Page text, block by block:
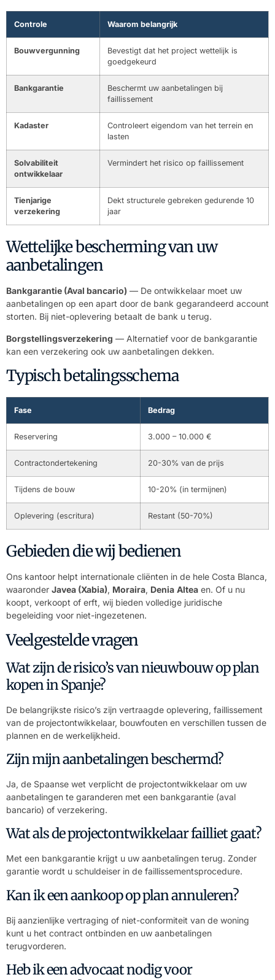
Controle Waarom belangrijk
Bouwvergunning
Bevestigt dat het project wettelijk is
goedgekeurd
Bankgarantie
Beschermt uw aanbetalingen bij
faillissement
Kadaster
Controleert eigendom van het terrein en
lasten
Solvabiliteit
ontwikkelaar
Vermindert het risico op faillissement
Tienjarige
verzekering
Dekt structurele gebreken gedurende 10
jaar
Wettelijke bescherming van uw
aanbetalingen
Bankgarantie (Aval bancario) — De ontwikkelaar moet uw
aanbetalingen op een apart door de bank gegarandeerd account
storten. Bij niet-oplevering betaalt de bank u terug.
Borgstellingsverzekering — Alternatief voor de bankgarantie
kan een verzekering ook uw aanbetalingen dekken.
Typisch betalingsschema
Fase Bedrag
Reservering 3.000 – 10.000 €
Contractondertekening 20-30% van de prijs
Tijdens de bouw 10-20% (in termijnen)
Oplevering (escritura) Restant (50-70%)
Gebieden die wij bedienen
Ons kantoor helpt internationale cliënten in de hele Costa Blanca,
waaronder Javea (Xabia), Moraira, Denia Altea en. Of u nu
koopt, verkoopt of erft, wij bieden volledige juridische
begeleiding voor niet-ingezetenen.
Veelgestelde vragen
Wat zijn de risico’s van nieuwbouw op plan
kopen in Spanje?
De belangrijkste risico’s zijn vertraagde oplevering, faillissement
van de projectontwikkelaar, bouwfouten en verschillen tussen de
plannen en de werkelijkheid.
Zijn mijn aanbetalingen beschermd?
Ja, de Spaanse wet verplicht de projectontwikkelaar om uw
aanbetalingen te garanderen met een bankgarantie (aval
bancario) of verzekering.
Wat als de projectontwikkelaar failliet gaat?
Met een bankgarantie krijgt u uw aanbetalingen terug. Zonder
garantie wordt u schuldeiser in de faillissementsprocedure.
Kan ik een aankoop op plan annuleren?
Bij aanzienlijke vertraging of niet-conformiteit van de woning
kunt u het contract ontbinden en uw aanbetalingen
terugvorderen.
Heb ik een advocaat nodig voor